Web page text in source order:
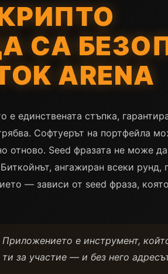
СА
ARENA
единствената стъпка,
Софтуерът на портфейла
Seed фразата не може
ангажиран всеки рунд,
— зависи от seed фраза,
е инструмент,
за участие — и без него